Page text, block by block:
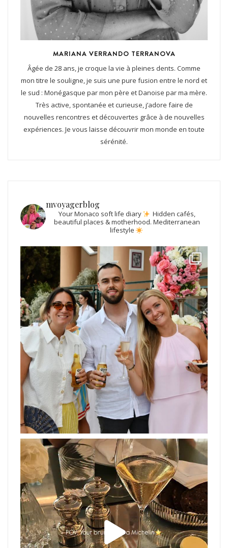
MARIANA VERRANDO TERRANOVA
Âgée de 28 ans, je croque la vie à pleines dents. Comme
mon titre le souligne, je suis une pure fusion entre le nord et
le sud : Monégasque par mon père et Danoise par ma mère.
Très active, spontanée et curieuse, j’adore faire de
nouvelles rencontres et découvertes grâce à de nouvelles
expériences. Je vous laisse découvrir mon monde en toute
sérénité.
mvoyagerblog
Your Monaco soft life diary
Hidden cafés,
beautiful places & motherhood. Mediterranean
lifestyle